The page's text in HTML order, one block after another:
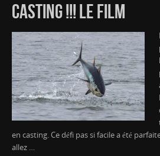
CASTING !!! LE FILM
en casting. Ce défi pas si facile a été
allez …